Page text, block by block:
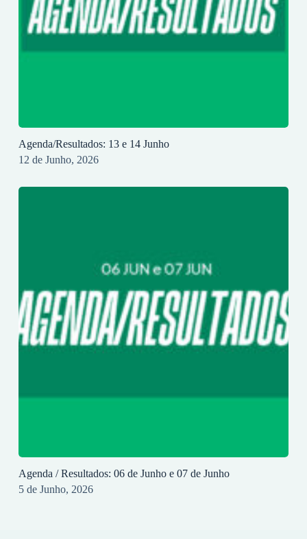
Agenda/Resultados: 13 e 14 Junho
12 de Junho, 2026
Agenda / Resultados: 06 de Junho e 07 de Junho
5 de Junho, 2026